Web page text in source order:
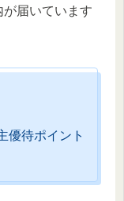
届いています
待ポイント